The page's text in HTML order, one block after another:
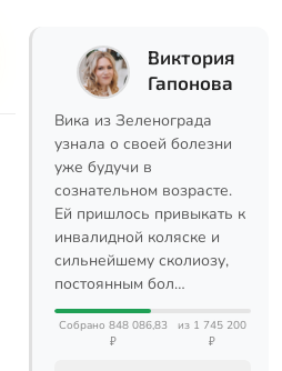
Виктория
Гапонова
Вика из Зеленограда
узнала о своей болезни
уже будучи в
сознательном возрасте.
Ей пришлось привыкать к
инвалидной коляске и
сильнейшему сколиозу,
постоянным бол…
Собрано 848 086,83
₽
из 1 745 200
₽